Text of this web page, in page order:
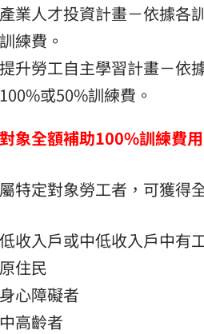
產業人才投資計畫－依據各
訓練費。
提升勞工自主學習計畫－依
100%或50%訓練費。
象全額補助100%訓練費用
特定對象勞工者，可獲得
低收入戶或中低收入戶中有
原住民
身心障礙者
中高齡者